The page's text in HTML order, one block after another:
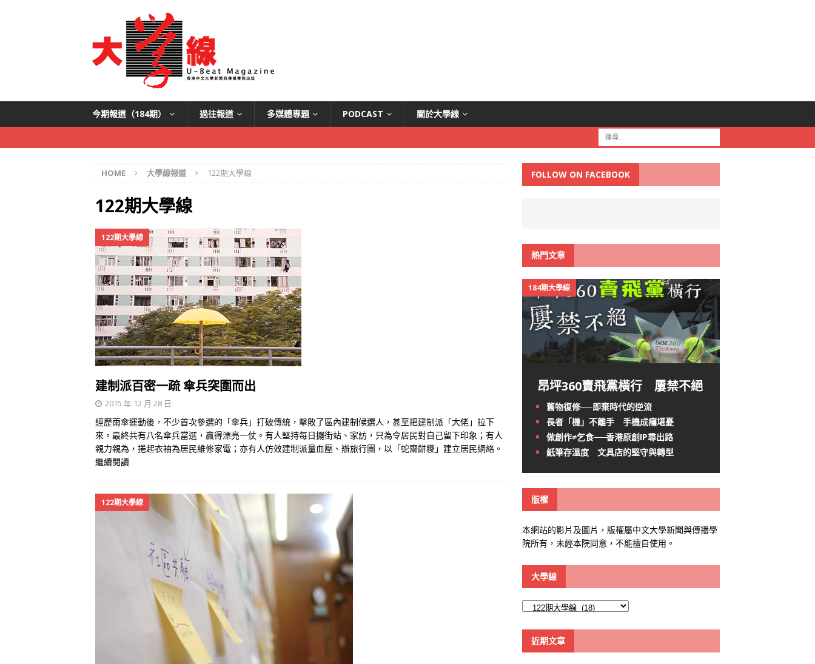
今期報道（184期） 過往報道 多媒體專題 PODCAST 關於大學線
HOME 大學線報道 122期大學線
122期大學線
122期大學線
建制派百密一疏 傘兵突圍而出
2015 年 12 月 28 日
經歷雨傘運動後，不少首次參選的「傘兵」打破傳統，擊敗了區內建制候選人，甚至把建制派「大佬」拉下
來。最終共有八名傘兵當選，贏得漂亮一仗。有人堅持每日擺街站、家訪，只為令居民對自己留下印象；有人
親力親為，捲起衣袖為居民維修家電；亦有人仿效建制派量血壓、辦旅行團，以「蛇齋餅糭」建立居民網絡。
繼續閱讀
122期大學線
FOLLOW ON FACEBOOK
熱門文章
184期大學線
昂坪360賣飛黨橫行 屢禁不絕
舊物復修──即棄時代的逆流
長者「機」不離手 手機成癮堪憂
做創作≠乞食──香港原創IP尋出路
紙筆存溫度 文具店的堅守與轉型
版權
本網站的影片及圖片，版權屬中文大學新聞與傳播學
院所有，未經本院同意，不能擅自使用。
大學線
線
近期文章